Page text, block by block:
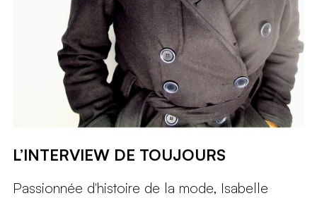
L’INTERVIEW DE TOUJOURS
Passionnée d'histoire de la mode, Isabelle